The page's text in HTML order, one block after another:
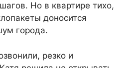
Но в квартире тихо,
доносится
города.
резко и